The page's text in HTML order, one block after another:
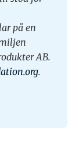
på en
AB.
.